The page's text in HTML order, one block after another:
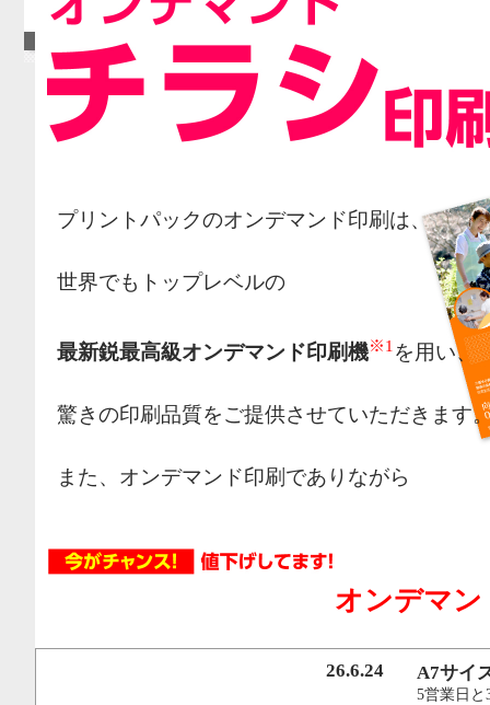
プリントパックのオンデマンド印刷は、
世界でもトップレベルの
最新鋭最高級オンデマンド印刷機※1 を用い、
驚きの印刷品質をご提供させていただきます
また、オンデマンド印刷でありながら
行うことで、従来のオンデマンド印刷機より
オフセット印刷に近い品質を実現いたしまし
オンデマン
26.6.24 A7サイ
5営業日と